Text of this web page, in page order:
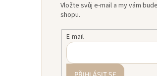
Vložte svůj e-mail a my vám
shopu.
E-mail